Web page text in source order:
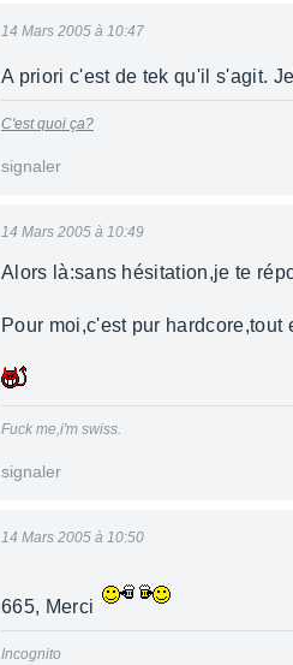
14 Mars 2005 à 10:47
A priori c'est de tek qu'il s'agit.
C'est quoi ça?
signaler
14 Mars 2005 à 10:49
Alors là:sans hésitation,je te
Pour moi,c'est pur
Fuck me,i'm swiss.
signaler
14 Mars 2005 à 10:50
665, Merci
Incognito